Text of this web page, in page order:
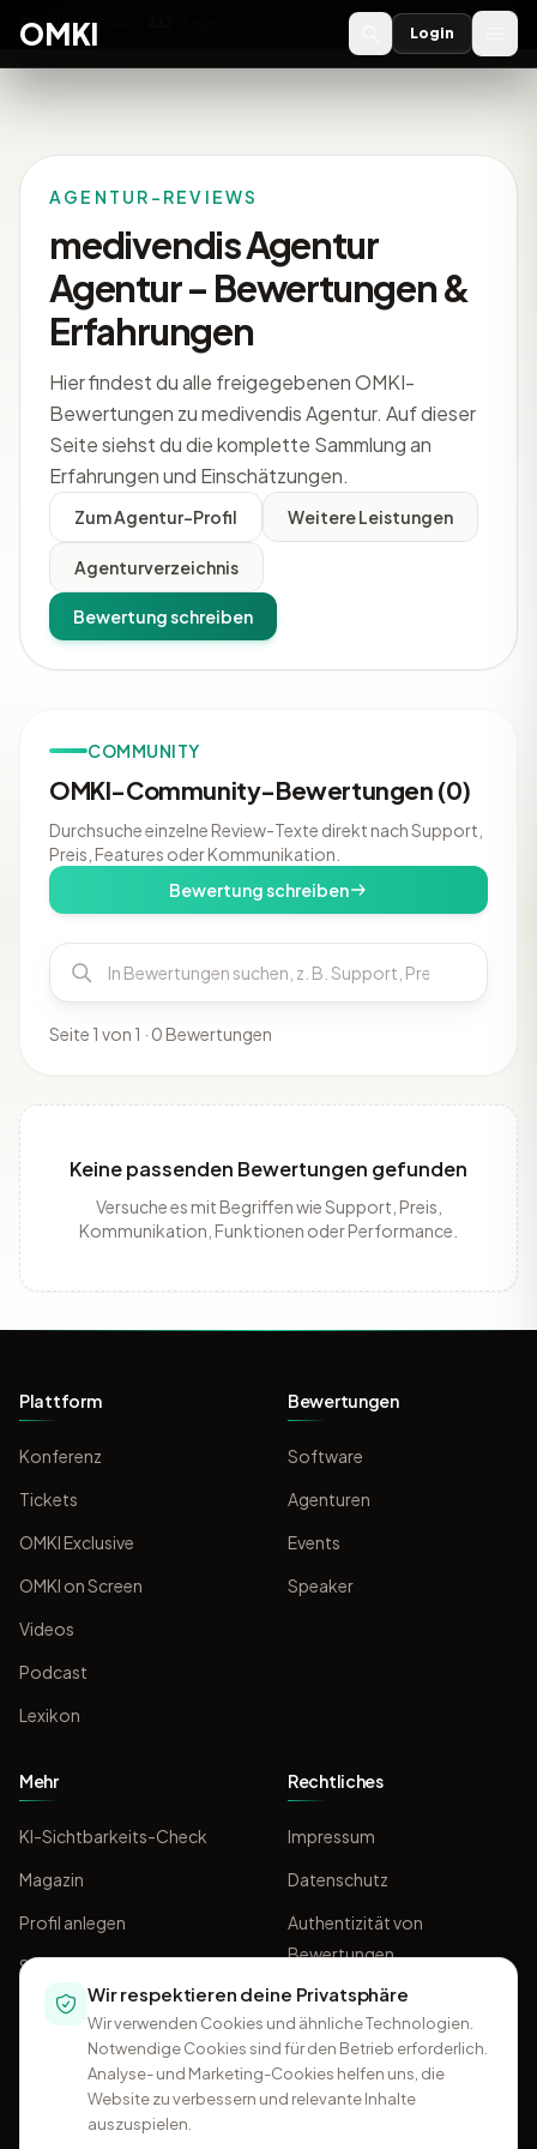
OMKI 2027
OMKI Login
AGENTUR-REVIEWS
medivendis Agentur
Agentur – Bewertungen &
Erfahrungen
Hier findest du alle freigegebenen OMKI-
Bewertungen zu medivendis Agentur. Auf dieser
Seite siehst du die komplette Sammlung an
Erfahrungen und Einschätzungen.
Zum Agentur-Profil Weitere Leistungen
Agenturverzeichnis
Bewertung schreiben
COMMUNITY
OMKI-Community-Bewertungen (0)
Durchsuche einzelne Review-Texte direkt nach Support,
Preis, Features oder Kommunikation.
Bewertung schreiben
Seite 1 von 1 · 0 Bewertungen
Keine passenden Bewertungen gefunden
Versuche es mit Begriffen wie Support, Preis,
Kommunikation, Funktionen oder Performance.
Plattform
Konferenz
Tickets
OMKI Exclusive
OMKI on Screen
Videos
Podcast
Lexikon
Bewertungen
Software
Agenturen
Events
Speaker
Mehr
KI-Sichtbarkeits-Check
Magazin
Profil anlegen
Sponsoring
Rechtliches
Impressum
Datenschutz
Authentizität von
Bewertungen
AGB
Wir respektieren deine Privatsphäre
Wir verwenden Cookies und ähnliche Technologien.
Notwendige Cookies sind für den Betrieb erforderlich.
Analyse- und Marketing-Cookies helfen uns, die
Website zu verbessern und relevante Inhalte
auszuspielen.